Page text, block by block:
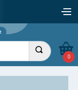
Udfør søgning
0